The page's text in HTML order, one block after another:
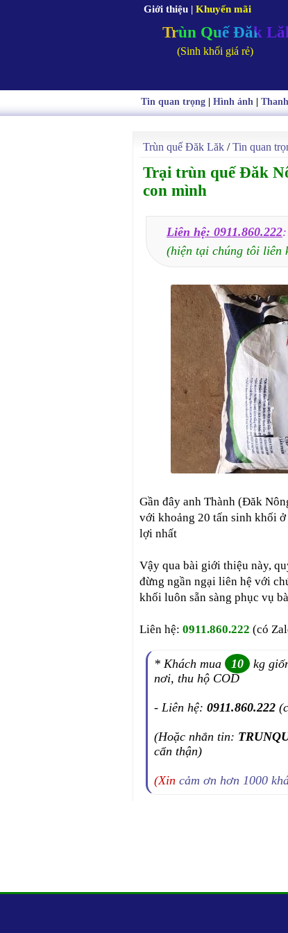
Giới thiệu | Khuyến mãi
Trùn Quế Đăk
(Sinh khối giá rẻ)
Tin quan trọng| Hình ảnh|
Trùn quế Đăk Lăk /Tin quan
Trại trùn quế Đăk
con mình
Liên hệ: 0911.860.222:
(hiện tại chúng tôi liên
Gần đây anh Thành (Đăk
với khoảng 20 tấn sinh khối
lợi nhất
Vậy qua bài giới thiệu này,
đừng ngần ngại liên hệ với
khối luôn sẵn sàng phục vụ
Liên hệ: 0911.860.222 (có
* Khách mua 10 kg
nơi, thu hộ COD
- Liên hệ: 0911.860.222
(Hoặc nhắn tin:
cẩn thận)
(Xin cảm ơn hơn 1000